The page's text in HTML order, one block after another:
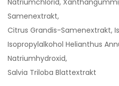
Natriumchlorid,
Samenextrakt,
Citrus Grandis-Samenextrakt,
Isopropylalkohol Helianthus
Natriumhydroxid,
Salvia Triloba Blattextrakt